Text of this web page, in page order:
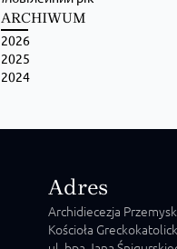
ARCHIWUM
2026
2025
2024
Adres
Archidiecezja
Kościoła